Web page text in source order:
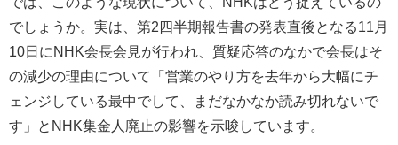
でしょうか。実は、第2四半期報告書の発表直後となる11月
10日にNHK会長会見が行われ、質疑応答のなかで会長はそ
の減少の理由について「営業のやり方を去年から大幅にチ
ェンジしている最中でして、まだなかなか読み切れないで
す」とNHK集金人廃止の影響を示唆しています。